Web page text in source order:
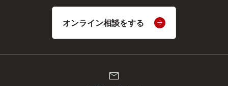
オンライン相談をする
mail